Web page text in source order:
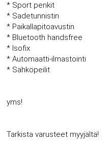
* Sport penkit
* Sadetunnistin
* Paikallapitoavustin
* Bluetooth handsfree
* Isofix
* Automaatti-ilmastointi
* Sähköpeilit
yms!
Tarkista varusteet myyjältä!